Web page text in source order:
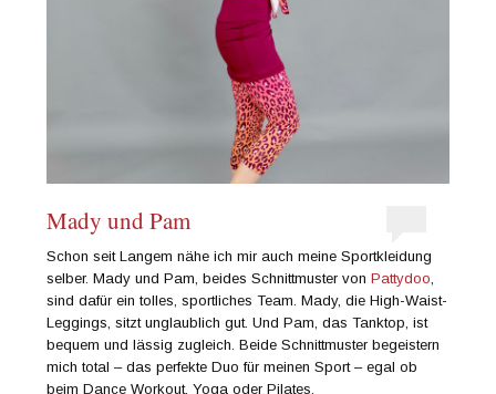
Mady und Pam
Schon seit Langem nähe ich mir auch meine Sportkleidung
selber. Mady und Pam, beides Schnittmuster vonPattydoo
sind dafür ein tolles, sportliches Team. Mady, die High-Waist-
Leggings, sitzt unglaublich gut. Und Pam, das Tanktop, ist
bequem und lässig zugleich. Beide Schnittmuster begeistern
mich total – das perfekte Duo für meinen Sport – egal ob
beim Dance Workout, Yoga oder Pilates.